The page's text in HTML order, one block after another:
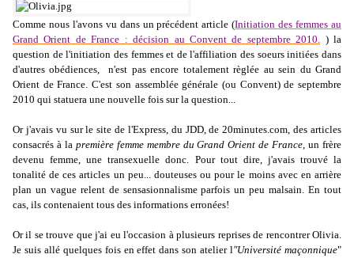
Comme nous l'avons vu dans un précédent article (Initiation des femmes au
Grand Orient de France : décision au Convent de septembre 2010. ) la
question de l'initiation des femmes et de l'affiliation des soeurs initiées dans
d'autres obédiences, n'est pas encore totalement règlée au sein du Grand
Orient de France. C'est son assemblée générale (ou Convent) de septembre
2010 qui statuera une nouvelle fois sur la question...
Or j'avais vu sur le site de l'Express, du JDD, de 20minutes.com, des articles
consacrés à la première femme membre du Grand Orient de France, un frère
devenu femme, une transexuelle donc. Pour tout dire, j'avais trouvé la
tonalité de ces articles un peu... douteuses ou pour le moins avec en arrière
plan un vague relent de sensasionnalisme parfois un peu malsain. En tout
cas, ils contenaient tous des informations erronées!
Or il se trouve que j'ai eu l'occasion à plusieurs reprises de rencontrer Olivia.
Je suis allé quelques fois en effet dans son atelier l"Université maçonnique"